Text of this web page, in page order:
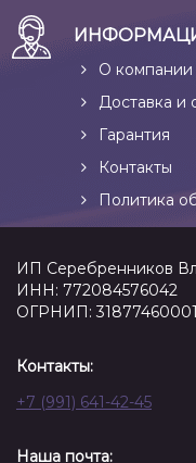
О компании
Доставка и
Гарантия
Контакты
Политика
ИП Серебренников
ИНН: 772084576042
ОГРНИП:
Контакты:
+7 (991) 641-42-45
Наша почта: